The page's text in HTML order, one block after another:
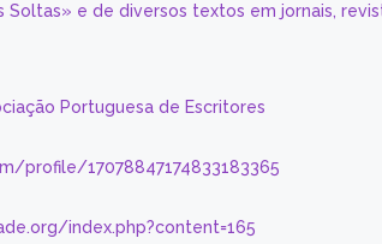
Soltas» e de diversos textos em jornais,
Portuguesa de Escritores
profile/17078847174833183365
index.php?content=165